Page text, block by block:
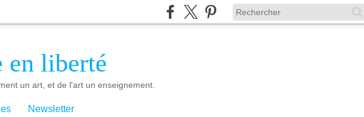
en liberté
un art, et de l'art un enseignement.
Newsletter